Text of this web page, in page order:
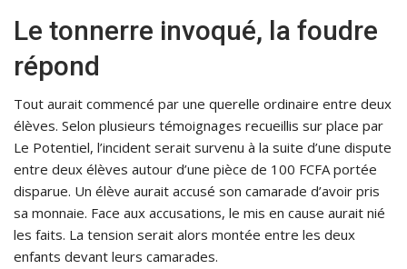
Le tonnerre invoqué, la foudre
répond
Tout aurait commencé par une querelle ordinaire entre deux
élèves. Selon plusieurs témoignages recueillis sur place par
Le Potentiel, l’incident serait survenu à la suite d’une dispute
entre deux élèves autour d’une pièce de 100 FCFA portée
disparue. Un élève aurait accusé son camarade d’avoir pris
sa monnaie. Face aux accusations, le mis en cause aurait nié
les faits. La tension serait alors montée entre les deux
enfants devant leurs camarades.